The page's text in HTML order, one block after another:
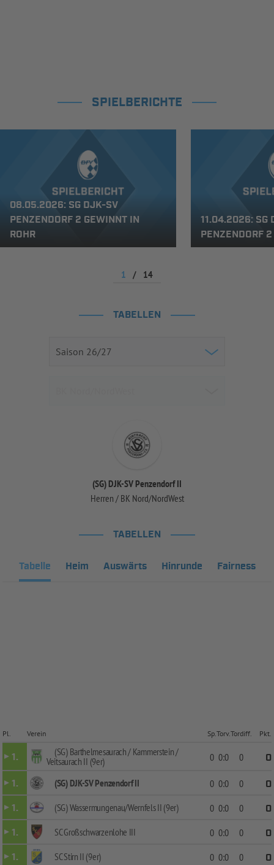
SPIELBERICHTE
08.05.2026: SG DJK-SV
PENZENDORF 2 GEWINNT IN
ROHR
11.04.2026: SG
PENZENDORF
1 / 14
TABELLEN
(SG) DJK-SV Penzendorf II
Herren / BK Nord/NordWest
TABELLEN
Tabelle Heim Auswärts Hinrunde Fairness
Pl. Verein Sp. Torv.Tordiff. Pkt.
1.
(SG) Barthelmesaurach / Kammerstein /
Veitsaurach II (9er)
0 0:0 0
0
1.
(SG) DJK-SV Penzendorf II 0 0:0 0
0
1.
(SG) Wassermungenau/Wernfels II (9er) 0 0:0 0
0
1.
SC Großschwarzenlohe III 0 0:0 0
0
1.
SC Stirn II (9er) 0 0:0 0
0